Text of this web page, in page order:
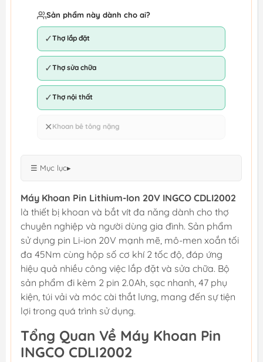
Sản phẩm này dành cho ai?
✓Thợ lắp đặt
✓Thợ sửa chữa
✓Thợ nội thất
✕ Khoan bê tông nặng
☰ Mục lục▸
Máy Khoan Pin Lithium-Ion 20V INGCO CDLI2002
là thiết bị khoan và bắt vít đa năng dành cho thợ
chuyên nghiệp và người dùng gia đình. Sản phẩm
sử dụng pin Li-ion 20V mạnh mẽ, mô-men xoắn tối
đa 45Nm cùng hộp số cơ khí 2 tốc độ, đáp ứng
hiệu quả nhiều công việc lắp đặt và sửa chữa. Bộ
sản phẩm đi kèm 2 pin 2.0Ah, sạc nhanh, 47 phụ
kiện, túi vải và móc cài thắt lưng, mang đến sự tiện
lợi trong quá trình sử dụng.
Tổng Quan Về Máy Khoan Pin
INGCO CDLI2002